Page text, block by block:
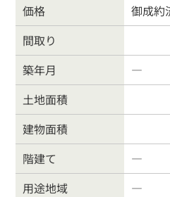
価格
御成約
間取り
築年月
―
土地面積
建物面積
階建て
―
用途地域
―
戸建住宅
マンション
賃貸物件
サポート業務